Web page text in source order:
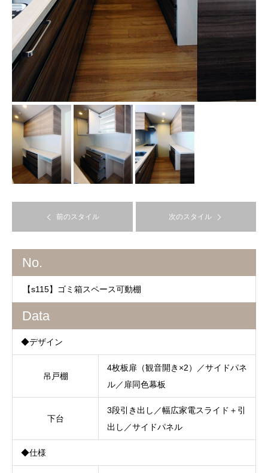
前のスタイル 次のスタイル
No.
【s115】ゴミ箱スペース可動棚
Data
◆デザイン
吊戸棚
4枚板扉（観音開き×2）／サイドパネ
ル／扉同色幕板
下台
3段引き出し／幅広家電スライド＋引
出し／サイドパネル
◆仕様